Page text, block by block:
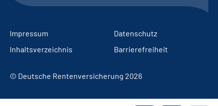
Impressum
Datenschutz
Inhaltsverzeichnis
Barrierefreiheit
© Deutsche Rentenversicherung 2026